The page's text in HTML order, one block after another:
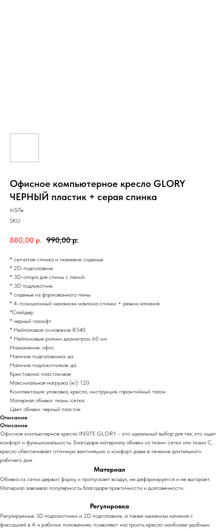
Офисное компьютерное кресло GLORY
ЧЕРНЫЙ пластик + серая спинка
InSiTe
SKU:
880,00 р. 990,00 р.
* сетчатая спинка и тканевое сиденье
* 2D-подголовник
* 3D-опора для спины с пеной.
* 3D подлокотник
* сиденье из формованного пены
* 4-позиционный механизм наклона спинки + режим качания
*Слайдер
* черный газлифт
* Нейлоновое основание R340
* Нейлоновые ролики диаметром 60 мм.
Назначение: офис
Наличие подголовника: да
Наличие подлокотников: да
Крестовина: пластиковая
Максимальная нагрузка (кг): 120
Комплектация: упаковка, кресло, инструкция, гарантийный талон
Материал обивки: ткань-сетка
Цвет обивки: черный пластик
Описание
Описание
Офисное компьютерное кресло INSITE GLORY - это идеальный выбор для тех, кто ищет
комфорт и функциональность. Благодаря материалу обивки из ткани-сетки или ткани C,
кресло обеспечивает отличную вентиляцию и комфорт даже в течение длительного
рабочего дня.
Материал
Обивка из сетки держит форму и пропускает воздух, не деформируется и не выгорает.
Материал завоевал популярность благодаря практичности и долговечности.
Регулировка
Pегулируемые 3D подлокотники и 2D подголовник, а также механизм качания с
фиксацией в 4-х рабочих положениях, позволяют настроить кресло наиболее удобным